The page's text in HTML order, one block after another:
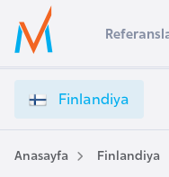
Ülke Seçimi
Başvuru yapmak istediğiniz
Üye
Girişi
i
l
a
n
Finlandiya
Anasayfa Finlandiya
s
t
r
a